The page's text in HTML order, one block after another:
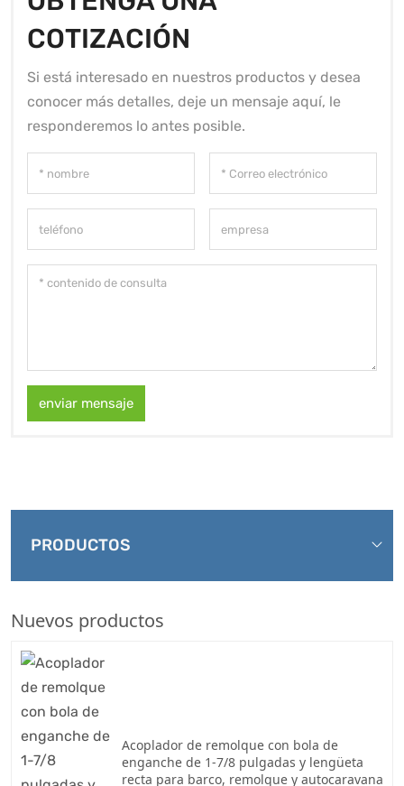
COTIZACIÓN
Si está interesado en nuestros productos y desea
conocer más detalles, deje un mensaje aquí, le
responderemos lo antes posible.
enviar mensaje
PRODUCTOS
Nuevos productos
Acoplador de remolque con bola de
enganche de 1-7/8 pulgadas y lengüeta
recta para barco, remolque y autocaravana